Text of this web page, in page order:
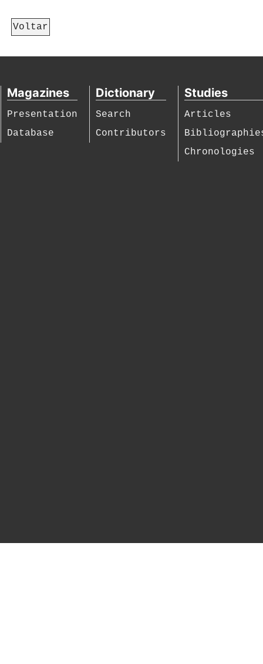
Voltar
Magazines
Presentation
Database
Dictionary
Search
Contributors
Studies
Articles
Chronologies